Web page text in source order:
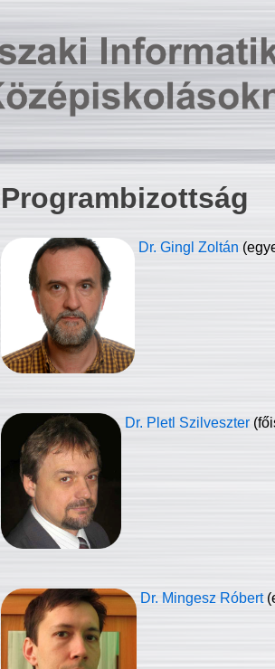
Programbizottság
Dr. Gingl Zoltán
Dr. Pletl Szilveszter
Dr. Mingesz Róbert